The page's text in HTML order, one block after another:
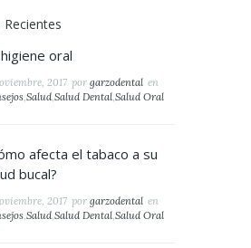
Recientes
oral
2017 por garzodental en
,Salud,Salud Dental,Salud Oral
afecta el tabaco a su
bucal?
2017 por garzodental en
,Salud,Salud Dental,Salud Oral